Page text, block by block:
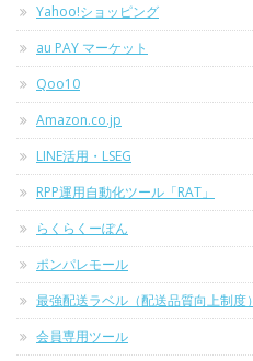
Yahoo!ショッピング
au PAY マーケット
Qoo10
Amazon.co.jp
LINE活用・LSEG
RPP運用自動化ツール「RAT」
らくらくーぽん
ポンパレモール
最強配送ラベル（配送品質向上制度）
会員専用ツール